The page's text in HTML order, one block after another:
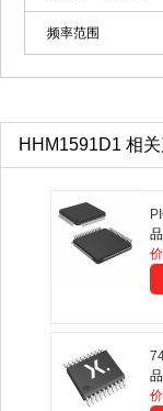
频率范围
HHM1591D1 相